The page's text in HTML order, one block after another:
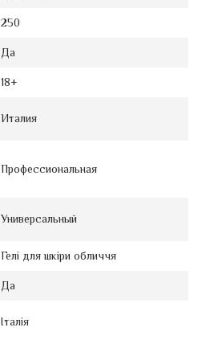
250
Да
18+
Италия
Профессиональная
Универсальный
Гелі для шкіри обличчя
Да
Італія